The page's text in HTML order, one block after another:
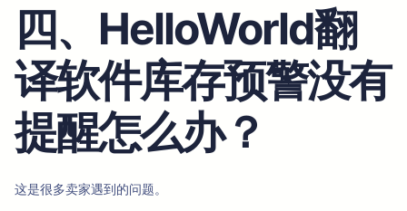
四、HelloWorld翻
译软件库存预警没有
提醒怎么办？
这是很多卖家遇到的问题。